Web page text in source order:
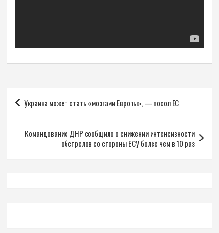
Навигация
по
записям
Украина может стать «мозгами Европы», — посол ЕС
Командование ДНР сообщило о снижении интенсивности
обстрелов со стороны ВСУ более чем в 10 раз